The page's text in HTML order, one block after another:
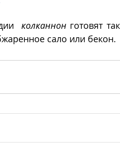
колканнон готовят
сало или бекон.